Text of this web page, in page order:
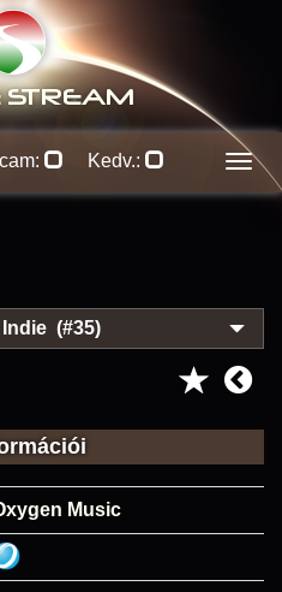
STREAM
Kedv.:
(#35)
Music